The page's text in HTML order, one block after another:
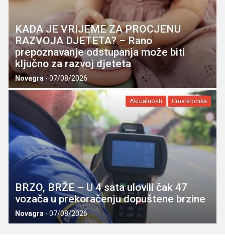
KADA JE VRIJEME ZA PROCJENU
RAZVOJA DJETETA? – Rano
prepoznavanje odstupanja može biti
ključno za razvoj djeteta
Novagra -07/08/2026
Aktualnosti Crna kronika
BRZO, BRŽE – U 4 sata ulovili čak 47
vozača u prekoračenju dopuštene brzine
Novagra - 07/08/2026